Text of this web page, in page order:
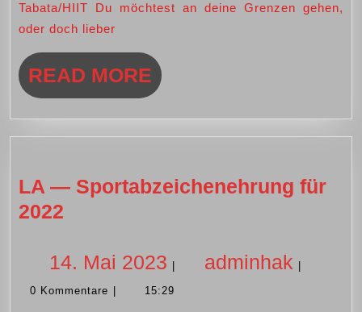
2025
Tabata/HIIT Du möchtest an deine Grenzen gehen,
oder doch lieber
READ MORE READ
LA — Sportabzeichenehrung für
2022
Sportabzeichenehrung
für
14. Mai 2023 14.
Mai
adminhak
0 Kommentare 15:29